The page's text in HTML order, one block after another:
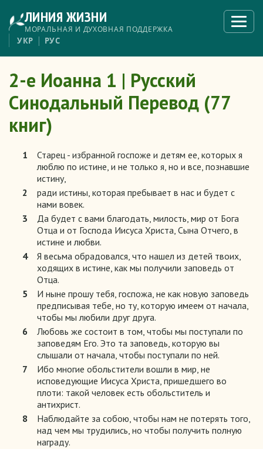
основному
содержанию
ЛИНИЯ ЖИЗНИ
МОРАЛЬНАЯ И ДУХОВНАЯ ПОДДЕРЖКА
меню
УКР РУС
2-е Иоанна 1 | Русский
Синодальный Перевод (77
книг)
1
Старец - избранной госпоже и детям ее, которых я
люблю по истине, и не только я, но и все, познавшие
истину,
2
ради истины, которая пребывает в нас и будет с
нами вовек.
3
Да будет с вами благодать, милость, мир от Бога
Отца и от Господа Иисуса Христа, Сына Отчего, в
истине и любви.
4
Я весьма обрадовался, что нашел из детей твоих,
ходящих в истине, как мы получили заповедь от
Отца.
5
И ныне прошу тебя, госпожа, не как новую заповедь
предписывая тебе, но ту, которую имеем от начала,
чтобы мы любили друг друга.
6
Любовь же состоит в том, чтобы мы поступали по
заповедям Его. Это та заповедь, которую вы
слышали от начала, чтобы поступали по ней.
7
Ибо многие обольстители вошли в мир, не
исповедующие Иисуса Христа, пришедшего во
плоти: такой человек есть обольститель и
антихрист.
8
Наблюдайте за собою, чтобы нам не потерять того,
над чем мы трудились, но чтобы получить полную
награду.